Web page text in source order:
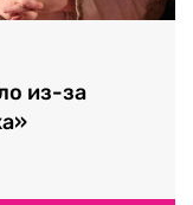
из-за